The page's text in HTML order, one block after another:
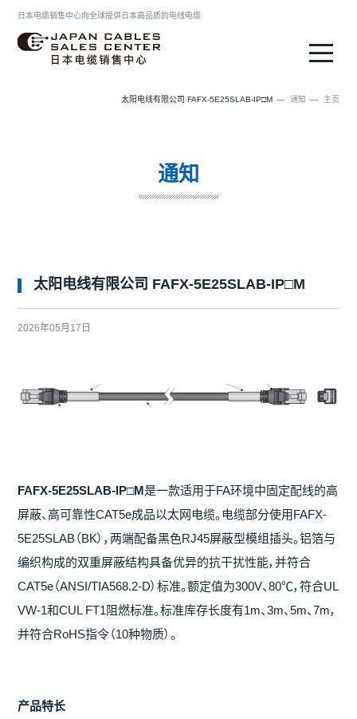
日本电缆销售中心向全球提供日本高品质的电线电缆
主页
通知
太阳电线有限公司 FAFX-5E25SLAB-IP□M
通知
太阳电线有限公司 FAFX-5E25SLAB-IP□M
2026年05月17日
FAFX-5E25SLAB-IP□M是一款适用于FA环境中固定配线的高
屏蔽、高可靠性CAT5e成品以太网电缆。电缆部分使用FAFX-
5E25SLAB（BK），两端配备黑色RJ45屏蔽型模组插头。铝箔与
编织构成的双重屏蔽结构具备优异的抗干扰性能，并符合
CAT5e（ANSI/TIA568.2-D）标准。额定值为300V、80℃，符合UL
VW-1和CUL FT1阻燃标准。标准库存长度有1m、3m、5m、7m，
并符合RoHS指令（10种物质）。
产品特长